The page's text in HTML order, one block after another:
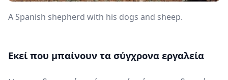
Περιγραφή
A Spanish shepherd with his dogs and sheep.
Content
Εκεί που μπαίνουν τα σύγχρονα εργαλεία